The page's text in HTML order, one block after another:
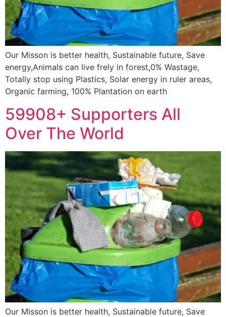
Our Misson is better health, Sustainable future, Save
energy,Animals can live frely in forest,0% Wastage,
Totally stop using Plastics, Solar energy in ruler areas,
Organic farming, 100% Plantation on earth
59908+ Supporters All
Over The World
Our Misson is better health, Sustainable future, Save